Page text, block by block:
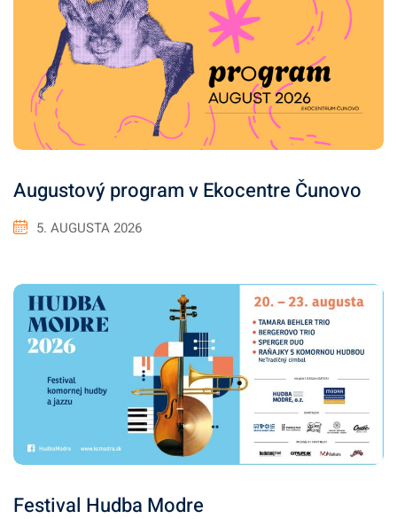
Augustový program v Ekocentre Čunovo
5. AUGUSTA 2026
Festival Hudba Modre